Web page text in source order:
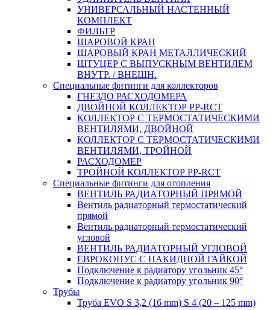
УНИВЕРСАЛЬНЫЙ НАСТЕННЫЙ
КОМПЛЕКТ
ФИЛЬТР
ШАРОВОЙ КРАН
ШАРОВЫЙ КРАН МЕТАЛЛИЧЕСКИЙ
ШТУЦЕР С ВЫПУСКНЫМ ВЕНТИЛЕМ
ВНУТР. / ВНЕШН.
Специальные фитинги для коллекторов
ГНЕЗДО РАСХОДОМЕРА
ДВОЙНОЙ КОЛЛЕКТОР PP-RCT
КОЛЛЕКТОР С ТЕРМОСТАТИЧЕСКИМИ
ВЕНТИЛЯМИ, ДВОЙНОЙ
КОЛЛЕКТОР С ТЕРМОСТАТИЧЕСКИМИ
ВЕНТИЛЯМИ, ТРОЙНОЙ
РАСХОДОМЕР
ТРОЙНОЙ КОЛЛЕКТОР PP-RCT
Специальные фитинги для отопления
ВЕНТИЛЬ РАДИАТОРНЫЙ ПРЯМОЙ
Вентиль радиаторный термостатический
прямой
Вентиль радиаторный термостатический
угловой
ВЕНТИЛЬ РАДИАТОРНЫЙ УГЛОВОЙ
ЕВРОКОНУС С НАКИДНОЙ ГАЙКОЙ
Подключение к радиатору угольник 45°
Подключение к радиатору угольник 90°
Трубы
Труба EVO S 3,2 (16 mm) S 4 (20 – 125 mm)